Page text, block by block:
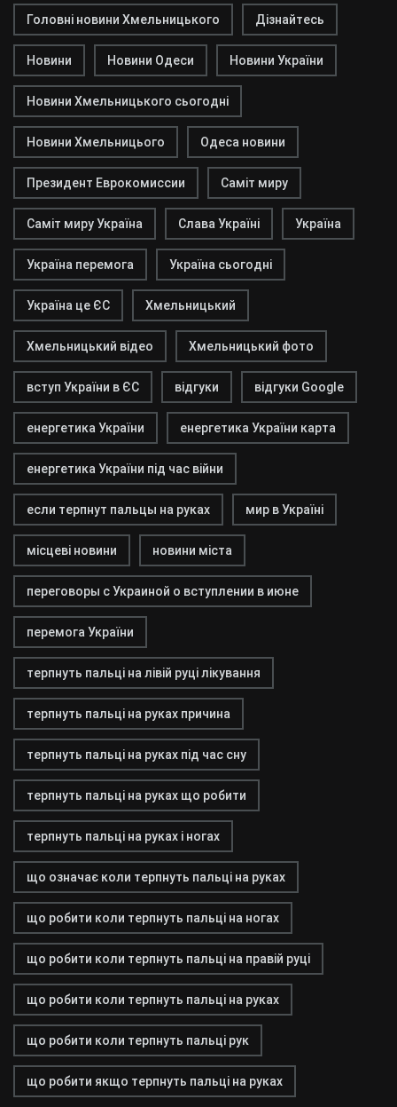
Головні новини Хмельницького Дізнайтесь
Новини Новини Одеси Новини України
Новини Хмельницького сьогодні
Новини Хмельницього Одеса новини
Президент Еврокомиссии Саміт миру
Саміт миру Україна Слава Україні Україна
Україна перемога Україна сьогодні
Україна це ЄС Хмельницький
Хмельницький відео Хмельницький фото
вступ України в ЄС відгуки відгуки Google
енергетика України енергетика України карта
енергетика України під час війни
если терпнут пальцы на руках мир в Україні
місцеві новини новини міста
переговоры с Украиной о вступлении в июне
перемога України
терпнуть пальці на лівій руці лікування
терпнуть пальці на руках причина
терпнуть пальці на руках під час сну
терпнуть пальці на руках що робити
терпнуть пальці на руках і ногах
що означає коли терпнуть пальці на руках
що робити коли терпнуть пальці на ногах
що робити коли терпнуть пальці на правій руці
що робити коли терпнуть пальці на руках
що робити коли терпнуть пальці рук
що робити якщо терпнуть пальці на руках